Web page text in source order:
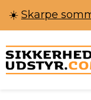
☀️ Skarpe